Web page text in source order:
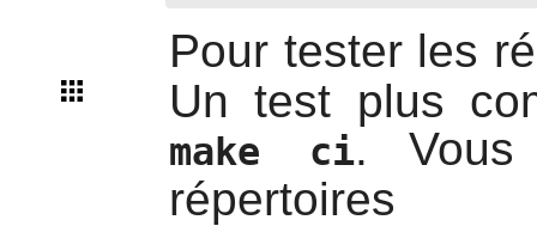
Pour tester les
Un test plus
make ci. Vous